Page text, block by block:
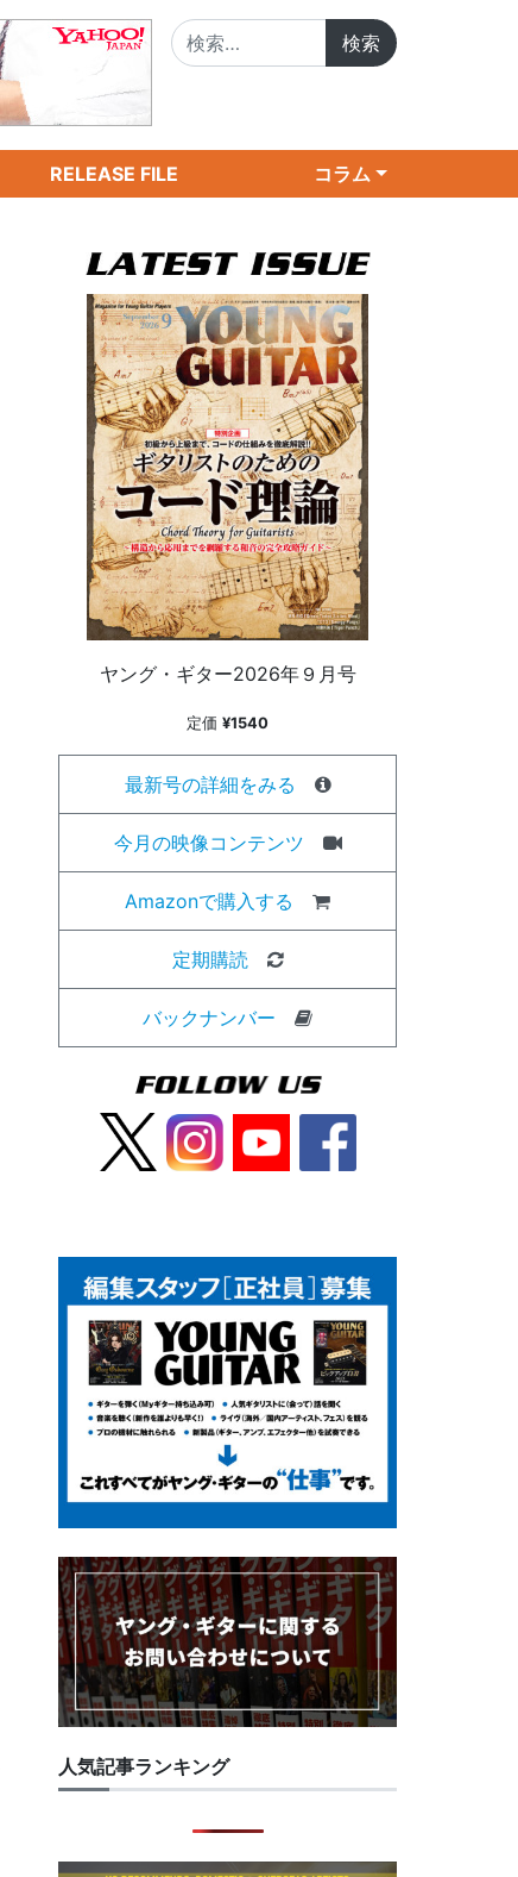
RELEASE FILE コラム
ヤング・ギター2026年９月号
定価 ¥1540
最新号の詳細をみる
今月の映像コンテンツ
Amazonで購入する
定期購読
バックナンバー
人気記事ランキング